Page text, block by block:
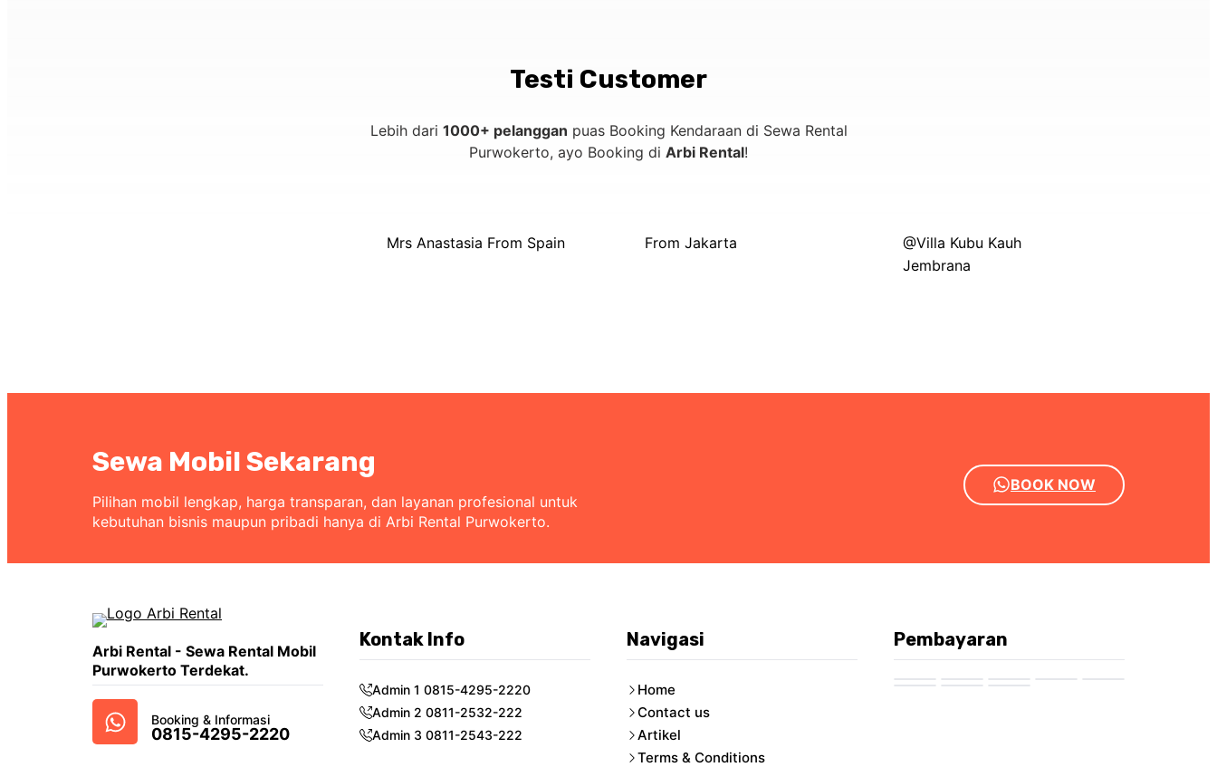
Testi Customer
Lebih dari 1000+ pelanggan puas Booking Kendaraan di Sewa Rental
Purwokerto, ayo Booking di Arbi Rental!
Mrs Anastasia From Spain From Jakarta
@Villa Kubu Kauh
Jembrana
Sewa Mobil Sekarang
Pilihan mobil lengkap, harga transparan, dan layanan profesional untuk
kebutuhan bisnis maupun pribadi hanya di Arbi Rental Purwokerto.
BOOK NOW
Arbi Rental - Sewa Rental Mobil
Purwokerto Terdekat.
Booking & Informasi
0815-4295-2220
Kontak Info
Admin 1 0815-4295-2220
Admin 2 0811-2532-222
Admin 3 0811-2543-222
Navigasi
Home
Contact us
Artikel
Terms & Conditions
Pembayaran